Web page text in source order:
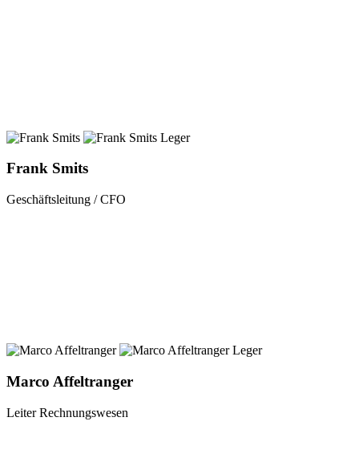
Frank Smits
Geschäftsleitung / CFO
Marco Affeltranger
Leiter Rechnungswesen